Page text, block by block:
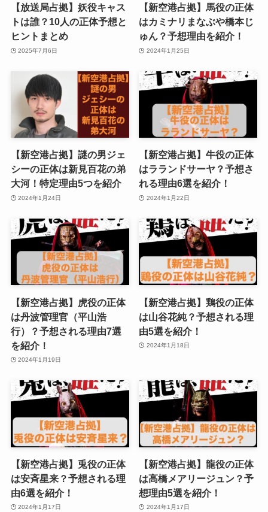
【放送局占拠】妖役キャス
トは誰？10人の正体予想と
ヒントまとめ
2025年7月6日
【新空港占拠】馬役の正体
はカミナリまなぶや橋本じ
ゅん？予想理由を紹介！
2024年1月25日
【新空港占拠】謎の男ジェ
シーの正体は新見百花の弟
大河！特定理由5つを紹介
2024年1月24日
【新空港占拠】牛役の正体
はラランドサーヤ？予想さ
れる理由6選を紹介！
2024年1月22日
【新空港占拠】虎役の正体
は丹波管理官（平山浩
行）？予想される理由7選
を紹介！
2024年1月19日
【新空港占拠】鶏役の正体
は山谷花純？予想される理
由5選を紹介！
2024年1月18日
【新空港占拠】兎役の正体
は安斉星来？予想される理
由6選を紹介！
2024年1月17日
【新空港占拠】龍役の正体
は高橋メアリージュン？予
想理由5選を紹介！
2024年1月17日